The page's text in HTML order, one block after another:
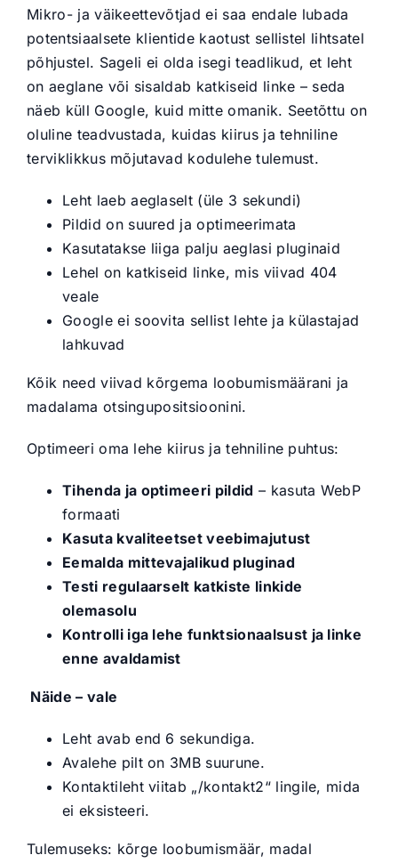
Mikro- ja väikeettevõtjad ei saa endale lubada
potentsiaalsete klientide kaotust sellistel lihtsatel
põhjustel. Sageli ei olda isegi teadlikud, et leht
on aeglane või sisaldab katkiseid linke – seda
näeb küll Google, kuid mitte omanik. Seetõttu on
oluline teadvustada, kuidas kiirus ja tehniline
terviklikkus mõjutavad kodulehe tulemust.
Leht laeb aeglaselt (üle 3 sekundi)
Pildid on suured ja optimeerimata
Kasutatakse liiga palju aeglasi pluginaid
Lehel on katkiseid linke, mis viivad 404
veale
Google ei soovita sellist lehte ja külastajad
lahkuvad
Kõik need viivad kõrgema loobumismäärani ja
madalama otsingupositsioonini.
Optimeeri oma lehe kiirus ja tehniline puhtus:
Tihenda ja optimeeri pildid – kasuta WebP
formaati
Kasuta kvaliteetset veebimajutust
Eemalda mittevajalikud pluginad
Testi regulaarselt katkiste linkide
olemasolu
Kontrolli iga lehe funktsionaalsust ja linke
enne avaldamist
Näide – vale
Leht avab end 6 sekundiga.
Avalehe pilt on 3MB suurune.
Kontaktileht viitab „/kontakt2“ lingile, mida
ei eksisteeri.
Tulemuseks: kõrge loobumismäär, madal